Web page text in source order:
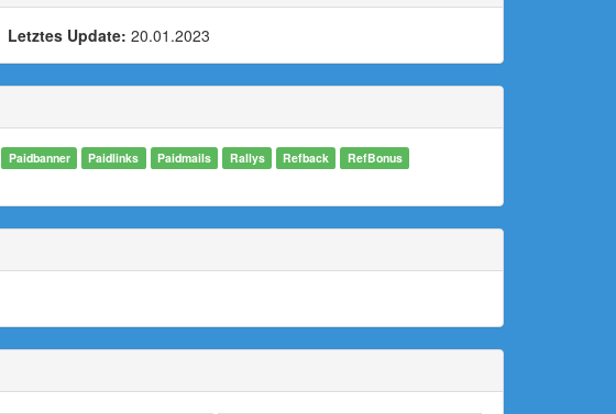
Letztes Update: 20.01.2023
Paidbanner Paidlinks Paidmails Rallys Refback
RefBonus